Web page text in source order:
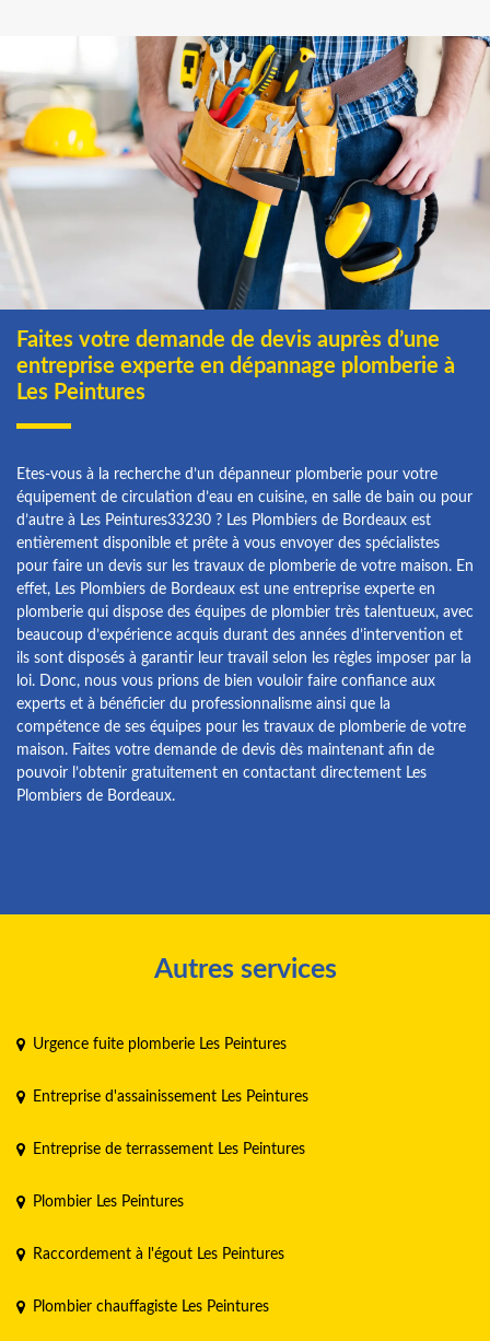
Faites votre demande de devis auprès d’une
entreprise experte en dépannage plomberie à
Les Peintures
Etes-vous à la recherche d’un dépanneur plomberie pour votre
équipement de circulation d’eau en cuisine, en salle de bain ou pour
d’autre à Les Peintures33230 ? Les Plombiers de Bordeaux est
entièrement disponible et prête à vous envoyer des spécialistes
pour faire un devis sur les travaux de plomberie de votre maison. En
effet, Les Plombiers de Bordeaux est une entreprise experte en
plomberie qui dispose des équipes de plombier très talentueux, avec
beaucoup d’expérience acquis durant des années d’intervention et
ils sont disposés à garantir leur travail selon les règles imposer par la
loi. Donc, nous vous prions de bien vouloir faire confiance aux
experts et à bénéficier du professionnalisme ainsi que la
compétence de ses équipes pour les travaux de plomberie de votre
maison. Faites votre demande de devis dès maintenant afin de
pouvoir l’obtenir gratuitement en contactant directement Les
Plombiers de Bordeaux.
Autres services
Urgence fuite plomberie Les Peintures
Entreprise d'assainissement Les Peintures
Entreprise de terrassement Les Peintures
Plombier Les Peintures
Raccordement à l'égout Les Peintures
Plombier chauffagiste Les Peintures